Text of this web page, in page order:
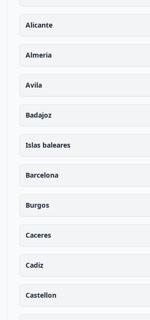
Alicante
Almeria
Avila
Badajoz
Islas baleares
Barcelona
Burgos
Caceres
Cadiz
Castellon